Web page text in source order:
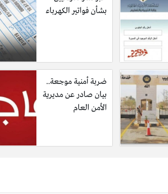
بشأن فواتير الكهرباء
ضربة أمنية موجعة..
بيان صادر عن مديرية
الأمن العام